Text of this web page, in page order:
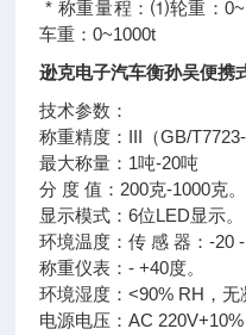
* 称重量程：⑴轮重：
车重：0~1000t
逊克电子汽车衡孙吴便携
技术参数：
称重精度：III（GB/T7723-
最大称量：1吨-20吨
分 度 值：200克-1000克。
显示模式：6位LED显示。
环境温度：传 感 器：-20 -
称重仪表：- +40度。
环境湿度：<90% RH，无
电源电压：AC